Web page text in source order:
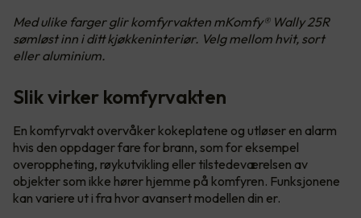
Med ulike farger glir komfyrvakten mKomfy® Wally 25R
sømløst inn i ditt kjøkkeninteriør. Velg mellom hvit, sort
eller aluminium.
Slik virker komfyrvakten
En komfyrvakt overvåker kokeplatene og utløser en alarm
hvis den oppdager fare for brann, som for eksempel
overoppheting, røykutvikling eller tilstedeværelsen av
objekter som ikke hører hjemme på komfyren. Funksjonene
kan variere ut i fra hvor avansert modellen din er.